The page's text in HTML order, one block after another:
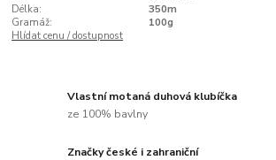
Délka:
350m
Gramáž:
100g
Hlídat cenu / dostupnost
Vlastní motaná duhová klubíčka
ze 100% bavlny
Značky české i zahraniční